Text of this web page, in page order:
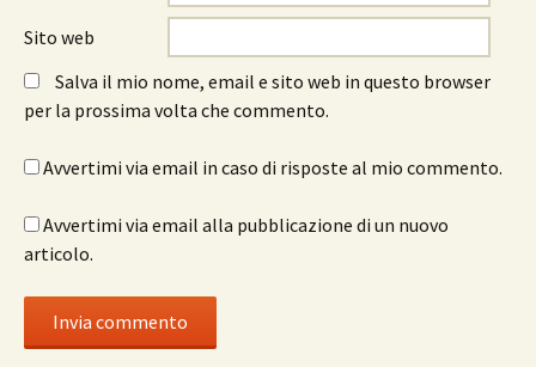
Sito web
Salva il mio nome, email e sito web in questo browser
per la prossima volta che commento.
Avvertimi via email in caso di risposte al mio commento.
Avvertimi via email alla pubblicazione di un nuovo
articolo.